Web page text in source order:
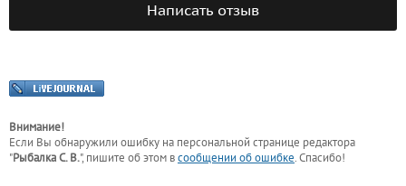
Написать отзыв
Внимание!
Если Вы обнаружили ошибку на персональной странице редактора
"Рыбалка С. В.", пишите об этом всообщении об ошибке. Спасибо!